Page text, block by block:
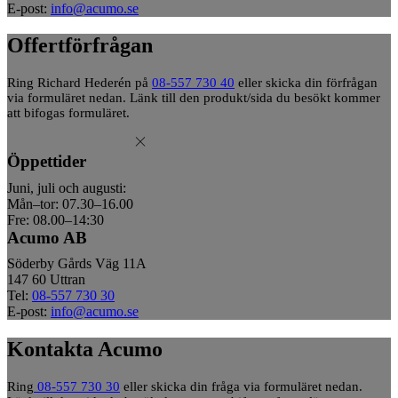
E-post: info@acumo.se
Offertförfrågan
Ring Richard Hederén på 08-557 730 40 eller skicka din förfrågan
via formuläret nedan. Länk till den produkt/sida du besökt kommer
att bifogas formuläret.
Öppettider
Juni, juli och augusti:
Mån–tor: 07.30–16.00
Fre: 08.00–14:30
Acumo AB
Söderby Gårds Väg 11A
147 60 Uttran
Tel: 08-557 730 30
E-post: info@acumo.se
Kontakta Acumo
Ring 08-557 730 30 eller skicka din fråga via formuläret nedan.